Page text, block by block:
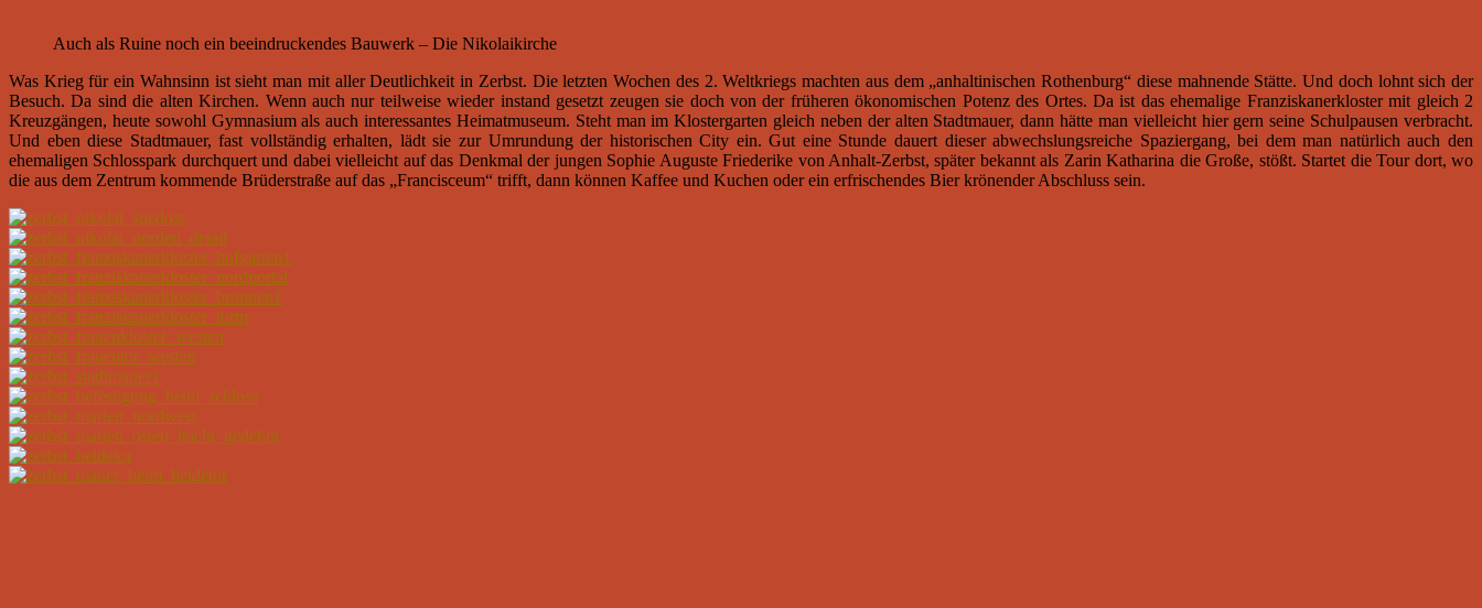
Auch als Ruine noch ein beeindruckendes Bauwerk – Die Nikolaikirche
Was Krieg für ein Wahnsinn ist sieht man mit aller Deutlichkeit in Zerbst. Die letzten Wochen des 2. Weltkriegs machten aus dem „anhaltinischen Rothenburg“ diese mahnende Stätte. Und doch lohnt sich der
Besuch. Da sind die alten Kirchen. Wenn auch nur teilweise wieder instand gesetzt zeugen sie doch von der früheren ökonomischen Potenz des Ortes. Da ist das ehemalige Franziskanerkloster mit gleich 2
Kreuzgängen, heute sowohl Gymnasium als auch interessantes Heimatmuseum. Steht man im Klostergarten gleich neben der alten Stadtmauer, dann hätte man vielleicht hier gern seine Schulpausen verbracht.
Und eben diese Stadtmauer, fast vollständig erhalten, lädt sie zur Umrundung der historischen City ein. Gut eine Stunde dauert dieser abwechslungsreiche Spaziergang, bei dem man natürlich auch den
ehemaligen Schlosspark durchquert und dabei vielleicht auf das Denkmal der jungen Sophie Auguste Friederike von Anhalt-Zerbst, später bekannt als Zarin Katharina die Große, stößt. Startet die Tour dort, wo
die aus dem Zentrum kommende Brüderstraße auf das „Francisceum“ trifft, dann können Kaffee und Kuchen oder ein erfrischendes Bier krönender Abschluss sein.